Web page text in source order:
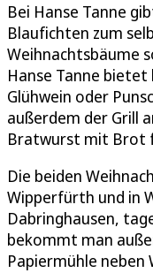
Bei Hanse Tanne
Blaufichten zum
Weihnachtsbäume
Hanse Tanne
Glühwein oder
außerdem der Grill
Bratwurst mit Brot
Die beiden
Wipperfürth und in
Dabringhausen,
bekommt man
Papiermühle neben